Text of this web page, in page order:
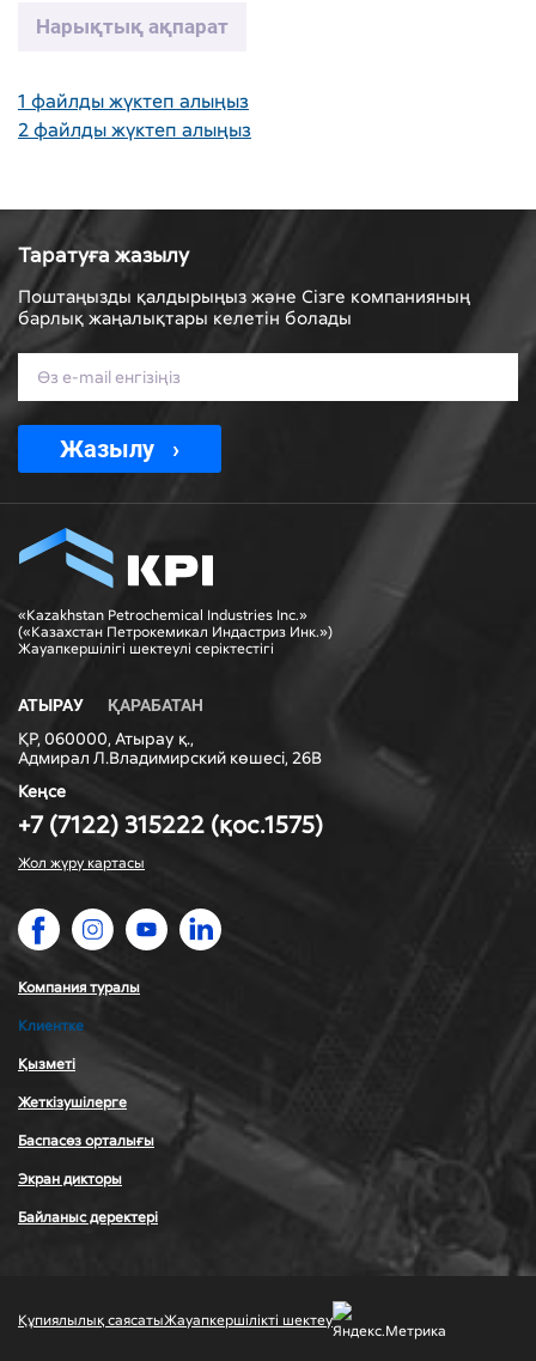
Нарықтық ақпарат
1 файлды жүктеп алыңыз
2 файлды жүктеп алыңыз
Таратуға жазылу
Поштаңызды қалдырыңыз және Сізге компанияның
барлық жаңалықтары келетін болады
Жазылу
«Kazakhstan Petrochemical Industries Inc.»
(«Казахстан Петрокемикал Индастриз Инк.»)
Жауапкершiлiгi шектеулi серiктестiгi
АТЫРАУ ҚАРАБАТАН
ҚР, 060000, Атырау қ.,
Адмирал Л.Владимирский көшесі, 26В
Кеңсе
+7 (7122) 315222 (қос.1575)
Жол жүру картасы
Компания туралы
Клиентке
Қызметі
Жеткізушілерге
Баспасөз орталығы
Экран дикторы
Байланыс деректері
Құпиялылық саясатыЖауапкершілікті шектеу